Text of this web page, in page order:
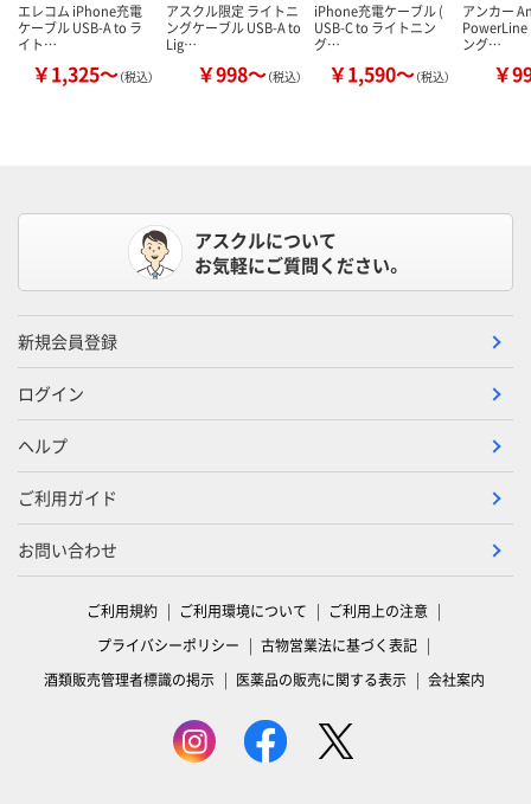
エレコム iPhone充電
ケーブル USB-A to ラ
イト…
￥1,325～（税込）
アスクル限定 ライトニ
ングケーブル USB-A to
Lig…
￥998～（税込）
iPhone充電ケーブル (
USB-C to ライトニン
グ…
￥1,590～（税込）
アンカー
PowerLine
ング…
￥
アスクルについて
お気軽にご質問ください。
新規会員登録
ログイン
ヘルプ
ご利用ガイド
お問い合わせ
ご利用規約 ご利用環境について
ご利用上の注意
プライバシーポリシー
古物営業法に基づく表記
酒類販売管理者標識の掲示
医薬品の販売に関する表示 会社案内